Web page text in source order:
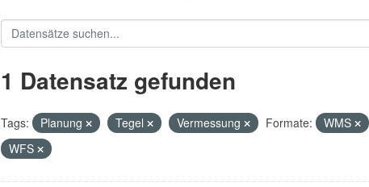
1 Datensatz gefunden
Tags: Planung Tegel Vermessung Formate:
WMS
WFS